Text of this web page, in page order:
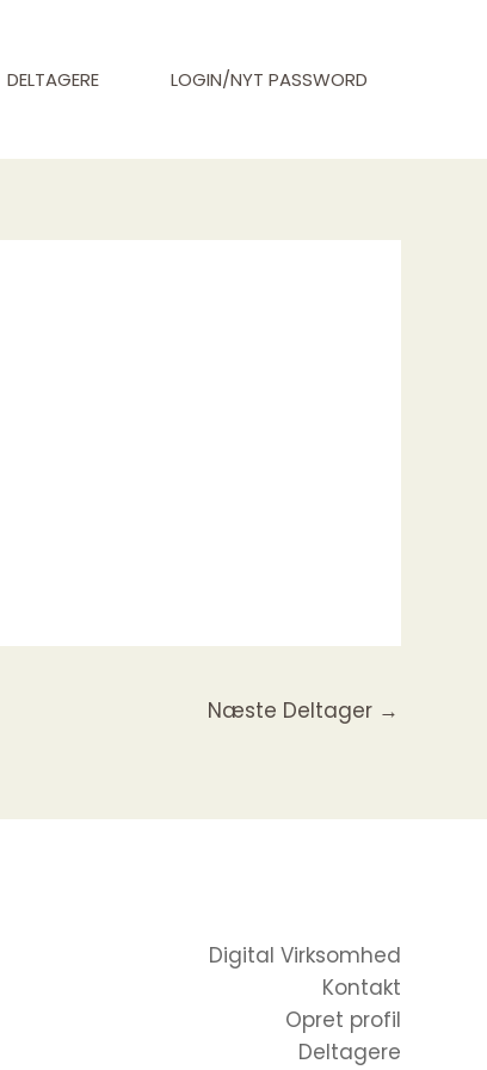
DELTAGERE LOGIN/NYT PASSWORD
Næste Deltager →
Digital Virksomhed
Kontakt
Opret profil
Deltagere